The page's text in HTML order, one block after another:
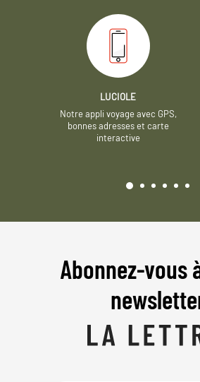
LUCIOLE
Notre appli voyage avec GPS,
bonnes adresses et carte
interactive
Abonnez-vous